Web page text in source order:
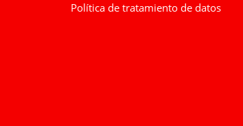
Política de tratamiento de datos